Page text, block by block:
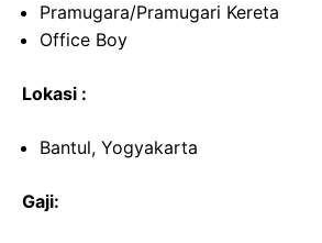
Pramugara/Pramugari Kereta
Office Boy
Lokasi :
Bantul, Yogyakarta
Gaji: